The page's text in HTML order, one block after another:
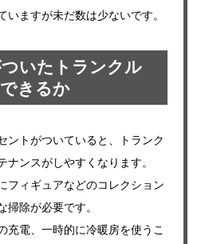
いますが未だ数は少ないです。
いたトランクル
きるか
ントがついていると、トランク
ナンスがしやすくなります。
フィギュアなどのコレクション
掃除が必要です。
充電、一時的に冷暖房を使うこ